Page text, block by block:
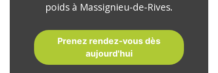
poids à Massignieu-de-Rives.
Prenez rendez-vous dès
aujourd'hui